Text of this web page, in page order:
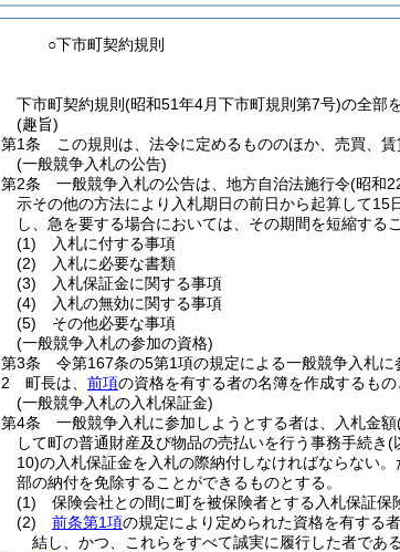
○下市町契約規則
下市町契約規則(昭和51年4月下市町規則第7号)の全部
(趣旨)
第1条
この規則は、法令に定めるもののほか、売買、
(一般競争入札の公告)
第2条
一般競争入札の公告は、地方自治法施行令(昭和
示その他の方法により入札期日の前日から起算して15
し、急を要する場合においては、その期間を短縮する
(1)
入札に付する事項
(2)
入札に必要な書類
(3)
入札保証金に関する事項
(4)
入札の無効に関する事項
(5)
その他必要な事項
(一般競争入札の参加の資格)
第3条
令第167条の5第1項の規定による一般競争入札
2
町長は、 前項の資格を有する者の名簿を作成するもの
(一般競争入札の入札保証金)
第4条
一般競争入札に参加しようとする者は、入札金額
して町の普通財産及び物品の売払いを行う事務手続き(
10)の入札保証金を入札の際納付しなければならない。
部の納付を免除することができるものとする。
(1)
保険会社との間に町を被保険者とする入札保証保
(2)
前条第1項の規定により定められた資格を有する
結し、かつ、これらをすべて誠実に履行した者であ